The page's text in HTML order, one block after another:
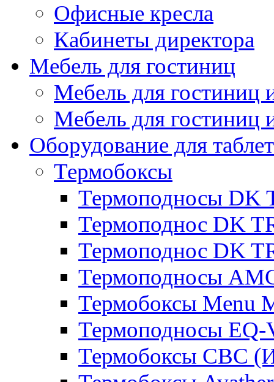
Офисные кресла
Кабинеты директора
Мебель для гостиниц
Мебель для
Мебель для гостиниц
Оборудование для
Термобоксы
Термоподносы DK
Термоподнос DK
Термоподнос DK
Термоподносы
Термобоксы Menu
Термоподносы EQ-
Термобоксы CBC